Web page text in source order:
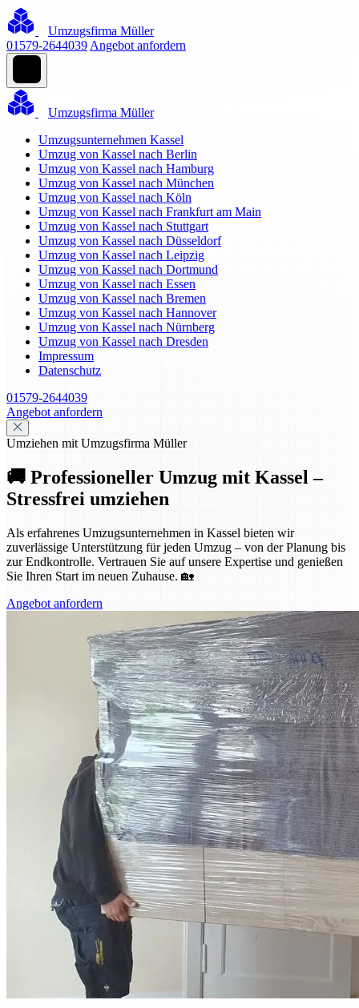
Umzugsfirma Müller
01579-2644039 Angebot anfordern
Umzugsfirma Müller
Umzugsunternehmen Kassel
Umzug von Kassel nach Berlin
Umzug von Kassel nach Hamburg
Umzug von Kassel nach München
Umzug von Kassel nach Köln
Umzug von Kassel nach Frankfurt am Main
Umzug von Kassel nach Stuttgart
Umzug von Kassel nach Düsseldorf
Umzug von Kassel nach Leipzig
Umzug von Kassel nach Dortmund
Umzug von Kassel nach Essen
Umzug von Kassel nach Bremen
Umzug von Kassel nach Hannover
Umzug von Kassel nach Nürnberg
Umzug von Kassel nach Dresden
Impressum
Datenschutz
01579-2644039
Angebot anfordern
Umziehen mit Umzugsfirma Müller
🚚 Professioneller Umzug mit Kassel –
Stressfrei umziehen
Als erfahrenes Umzugsunternehmen in Kassel bieten wir
zuverlässige Unterstützung für jeden Umzug – von der Planung bis
zur Endkontrolle. Vertrauen Sie auf unsere Expertise und genießen
Sie Ihren Start im neuen Zuhause. 🏡
Angebot anfordern